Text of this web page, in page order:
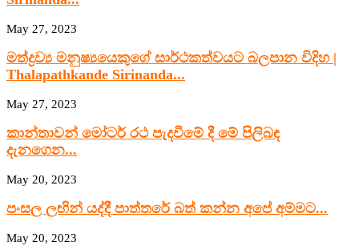
May 27, 2023
මත්ද්‍රව්‍ය මනුෂ්‍යයෙකුගේ සාර්ථකත්වයට බලපාන විදිහ |
Thalapathkande Sirinanda...
May 27, 2023
කාන්තාවන් මෝටර් රථ පැදවීමේ දී මේ පිලිබඳ
දැනගෙන...
May 20, 2023
පංසල ලඟින් යද්දී පාත්තරේ බත් කන්න අපේ අම්මට...
May 20, 2023